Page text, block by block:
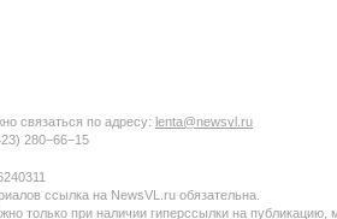
связаться по адресу: lenta@newsvl.ru
280−66−15
ссылка на NewsVL.ru обязательна.
только при наличии гиперссылки на публикацию,